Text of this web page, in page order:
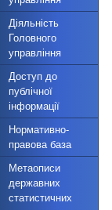
Діяльність
Головного
управління
Доступ до
публічної
інформації
Нормативно-
правова база
Метаописи
державних
статистичних